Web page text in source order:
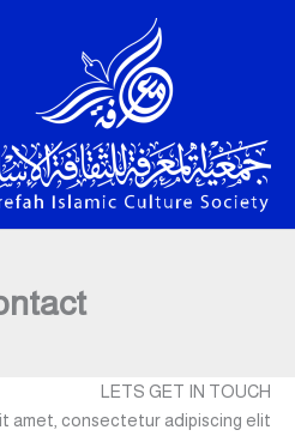
LETS GET IN TOUCH
amet, consectetur adipiscing elit